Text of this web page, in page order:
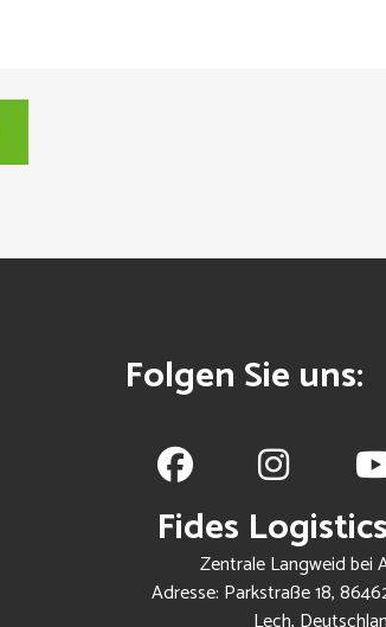
Folgen Sie uns:
Fides
Zentrale Langweid bei
Adresse: Parkstraße 18,